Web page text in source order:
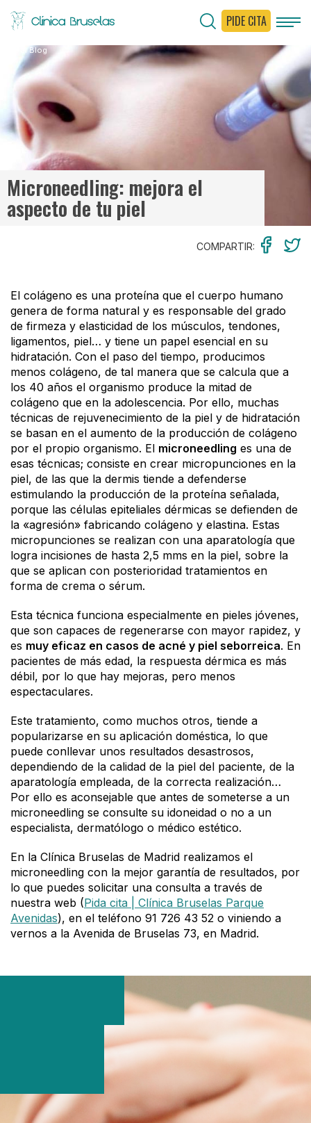
PIDE CITA
< Ir al Blog
Microneedling: mejora el
aspecto de tu piel
COMPARTIR:
El colágeno es una proteína que el cuerpo humano
genera de forma natural y es responsable del grado
de firmeza y elasticidad de los músculos, tendones,
ligamentos, piel… y tiene un papel esencial en su
hidratación. Con el paso del tiempo, producimos
menos colágeno, de tal manera que se calcula que a
los 40 años el organismo produce la mitad de
colágeno que en la adolescencia. Por ello, muchas
técnicas de rejuvenecimiento de la piel y de hidratación
se basan en el aumento de la producción de colágeno
por el propio organismo. El microneedling es una de
esas técnicas; consiste en crear micropunciones en la
piel, de las que la dermis tiende a defenderse
estimulando la producción de la proteína señalada,
porque las células epiteliales dérmicas se defienden de
la «agresión» fabricando colágeno y elastina. Estas
micropunciones se realizan con una aparatología que
logra incisiones de hasta 2,5 mms en la piel, sobre la
que se aplican con posterioridad tratamientos en
forma de crema o sérum.
Esta técnica funciona especialmente en pieles jóvenes,
que son capaces de regenerarse con mayor rapidez, y
es muy eficaz en casos de acné y piel seborreica. En
pacientes de más edad, la respuesta dérmica es más
débil, por lo que hay mejoras, pero menos
espectaculares.
Este tratamiento, como muchos otros, tiende a
popularizarse en su aplicación doméstica, lo que
puede conllevar unos resultados desastrosos,
dependiendo de la calidad de la piel del paciente, de la
aparatología empleada, de la correcta realización…
Por ello es aconsejable que antes de someterse a un
microneedling se consulte su idoneidad o no a un
especialista, dermatólogo o médico estético.
En la Clínica Bruselas de Madrid realizamos el
microneedling con la mejor garantía de resultados, por
lo que puedes solicitar una consulta a través de
nuestra web (Pida cita | Clínica Bruselas Parque
Avenidas), en el teléfono 91 726 43 52 o viniendo a
vernos a la Avenida de Bruselas 73, en Madrid.